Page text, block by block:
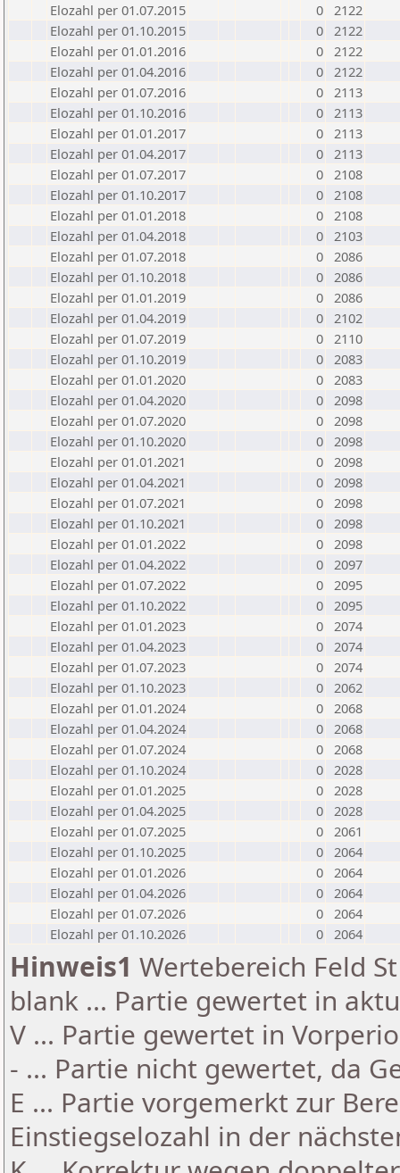
Elozahl per 01.07.2015
0 2122
Elozahl per 01.10.2015
0 2122
Elozahl per 01.01.2016
0 2122
Elozahl per 01.04.2016
0 2122
Elozahl per 01.07.2016
0 2113
Elozahl per 01.10.2016
0 2113
Elozahl per 01.01.2017
0 2113
Elozahl per 01.04.2017
0 2113
Elozahl per 01.07.2017
0 2108
Elozahl per 01.10.2017
0 2108
Elozahl per 01.01.2018
0 2108
Elozahl per 01.04.2018
0 2103
Elozahl per 01.07.2018
0 2086
Elozahl per 01.10.2018
0 2086
Elozahl per 01.01.2019
0 2086
Elozahl per 01.04.2019
0 2102
Elozahl per 01.07.2019
0 2110
Elozahl per 01.10.2019
0 2083
Elozahl per 01.01.2020
0 2083
Elozahl per 01.04.2020
0 2098
Elozahl per 01.07.2020
0 2098
Elozahl per 01.10.2020
0 2098
Elozahl per 01.01.2021
0 2098
Elozahl per 01.04.2021
0 2098
Elozahl per 01.07.2021
0 2098
Elozahl per 01.10.2021
0 2098
Elozahl per 01.01.2022
0 2098
Elozahl per 01.04.2022
0 2097
Elozahl per 01.07.2022
0 2095
Elozahl per 01.10.2022
0 2095
Elozahl per 01.01.2023
0 2074
Elozahl per 01.04.2023
0 2074
Elozahl per 01.07.2023
0 2074
Elozahl per 01.10.2023
0 2062
Elozahl per 01.01.2024
0 2068
Elozahl per 01.04.2024
0 2068
Elozahl per 01.07.2024
0 2068
Elozahl per 01.10.2024
0 2028
Elozahl per 01.01.2025
0 2028
Elozahl per 01.04.2025
0 2028
Elozahl per 01.07.2025
0 2061
Elozahl per 01.10.2025
0 2064
Elozahl per 01.01.2026
0 2064
Elozahl per 01.04.2026
0 2064
Elozahl per 01.07.2026
0 2064
Elozahl per 01.10.2026
0 2064
Hinweis1 Wertebereich Feld
blank ... Partie gewertet in
V ... Partie gewertet in
- ... Partie nicht gewertet, da
E ... Partie vorgemerkt zur
Einstiegselozahl in der